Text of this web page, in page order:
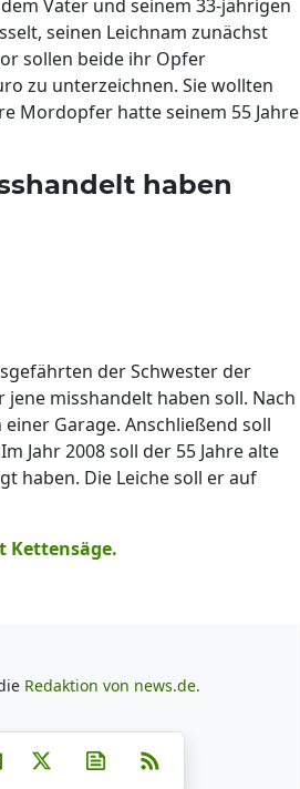
Vater und seinem 33-jährigen
seinen Leichnam zunächst
sollen beide ihr Opfer
zu unterzeichnen. Sie wollten
Mordopfer hatte seinem 55 Jahre
haben
der Schwester der
misshandelt haben soll. Nach
Garage. Anschließend soll
Jahr 2008 soll der 55 Jahre alte
haben. Die Leiche soll er auf
Kettensäge.
Redaktion von news.de.
auf Facebook
Teilen auf Whatsapp
Teilen auf Telegram
Pinterest
Per E-Mail teilen
Post auf XNewsletter abonnieren